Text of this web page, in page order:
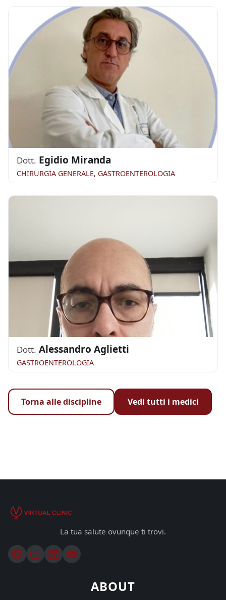
Dott. Egidio Miranda
CHIRURGIA GENERALE, GASTROENTEROLOGIA
Dott. Alessandro Aglietti
GASTROENTEROLOGIA
Torna alle discipline Vedi tutti i medici
La tua salute ovunque ti trovi.
ABOUT